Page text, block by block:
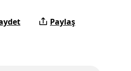
Paylaş